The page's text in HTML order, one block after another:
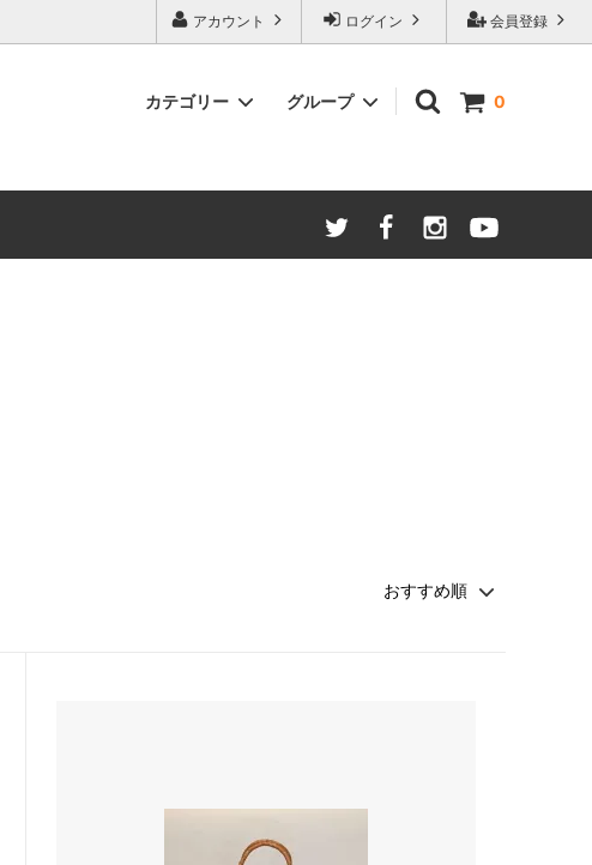
会員登録
ログイン
アカウント
0
カテゴリー グループ